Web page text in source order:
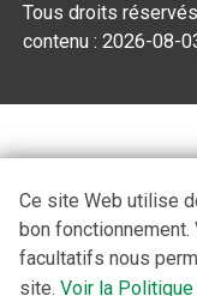
Tous droits réservés
contenu :2026-08-
Ce site Web utilise
bon
facultatifs nous
site. Voir la